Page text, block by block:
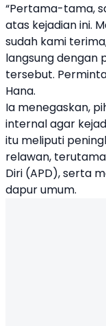
“Pertama-tama,
atas kejadian ini.
sudah kami
langsung dengan
tersebut.
Hana.
Ia menegaskan,
internal agar
itu meliputi
relawan,
Diri (APD), serta
dapur umum.